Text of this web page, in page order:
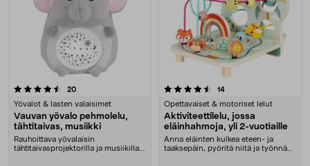
20arvostelut
Yövalot & lasten valaisimet
Vauvan yövalo pehmolelu,
tähtitaivas, musiikki
Rauhoittava yövalaisin
tähtitaivasprojektorilla ja musiikilla.
4.5 viidestä tähdestä 14arvostelut
Opettavaiset & motoriset lelut
Aktiviteettilelu, jossa
eläinhahmoja, yli 2-vuotiaille
Anna eläinten kulkea eteen- ja
taaksepäin, pyöritä niitä ja työnnä